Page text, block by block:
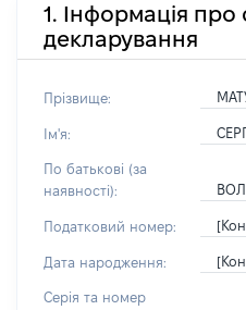
1. Інформація про
декларування
Прізвище:
Ім'я:
По батькові (за
наявності):
Податковий номер:
Дата народження:
Серія та номер